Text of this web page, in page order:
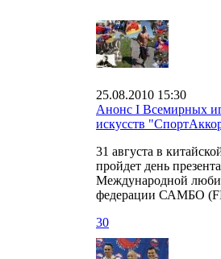
25.08.2010 15:30
Анонс I Всемирных
искусств
31 августа в
пройдет день
Международной
федерации САМБО
30